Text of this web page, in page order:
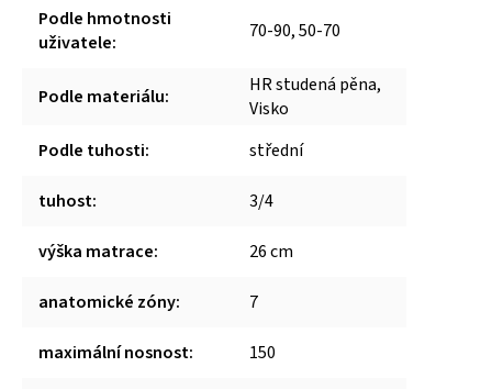
Podle hmotnosti
uživatele: 70-90, 50-70
Podle materiálu:
HR studená pěna,
Visko
Podle tuhosti: střední
tuhost: 3/4
výška matrace: 26 cm
anatomické zóny: 7
maximální nosnost: 150